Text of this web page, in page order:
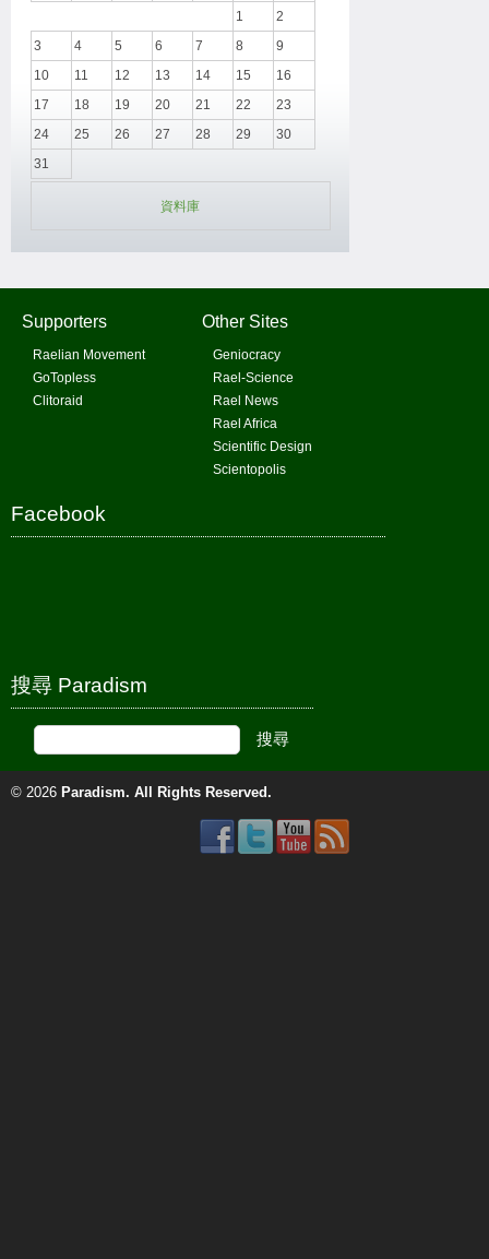
1
2
3
4 5 6 7 8
9
10
11 12 13 14 15
16
17
18 19 20 21 22
23
24
25 26 27 28 29
30
31
資料庫
Supporters
Raelian Movement
GoTopless
Clitoraid
Other Sites
Geniocracy
Rael-Science
Rael News
Rael Africa
Scientific Design
Scientopolis
Facebook
搜尋 Paradism
© 2026 Paradism. All Rights Reserved.